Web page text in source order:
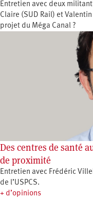
Entretien avec deux
Claire (SUD Rail) et
projet du Méga Canal ?
Des centres de santé
de proximité
Entretien avec Frédéric
de l’USPCS.
+ d’opinions